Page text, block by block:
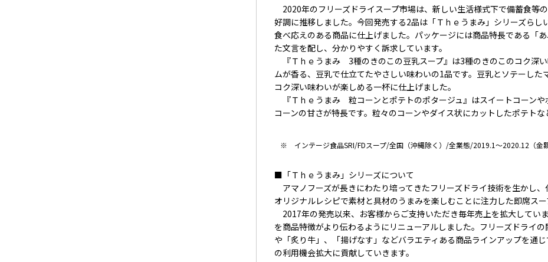
2020年のフリーズドライスープ市場は、新しい生活様式下で備蓄食等
好調に推移しました。今回発売する2品は「Ｔｈｅうまみ」シリーズらし
食べ応えのある商品に仕上げました。パッケージには商品特長である「
た文言を配し、分かりやすく訴求しています。
『Ｔｈｅうまみ 3種のきのこの豆乳スープ』は3種のきのこのコク深
ムが香る、豆乳で仕立てたやさしい味わいの1品です。豆乳とソテーした
コク深い味わいが楽しめる一杯に仕上げました。
『Ｔｈｅうまみ 粒コーンとポテトのポタージュ』はスイートコーンや
コーンの甘さが特長です。粒々のコーンやダイス状にカットしたポテトな
※ インテージ食品SRI/FDスープ/全国（沖縄除く）/全業態/2019.1～2020.12（金額
■「Ｔｈｅうまみ」シリーズについて
アマノフーズが長きにわたり培ってきたフリーズドライ技術を生かし
オリジナルレシピで素材と具材のうまみを楽しむことに注力した即席スー
2017年の発売以来、お客様からご支持いただき毎年売上を拡大してい
を商品特徴がより伝わるようにリニューアルしました。フリーズドライの
や「炙り牛」、「揚げなす」などバラエティある商品ラインアップを通
の利用機会拡大に貢献していきます。